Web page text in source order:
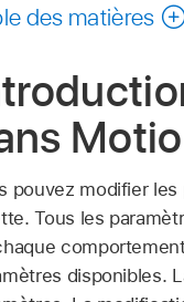
des matières
pouvez modifier
Tous les
disponibles.